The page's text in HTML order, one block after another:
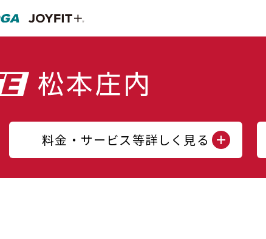
料金・サービス等詳しく見る